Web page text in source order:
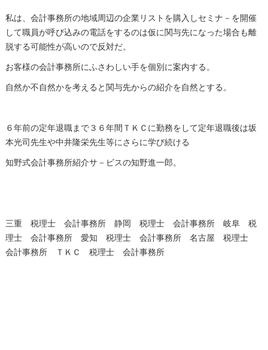
私は、会計事務所の地域周辺の企業リストを購入しセミナ－を開催
して職員が呼び込みの電話をするのは仮に関与先になった場合も離
脱する可能性が高いので反対だ。
お客様の会計事務所にふさわしい手を個別に案内する。
自然か不自然かを考えると関与先からの紹介を自然とする。
６年前の定年退職まで３６年間ＴＫＣに勤務をして定年退職後は坂
本光司先生や中井隆栄先生等にさらに学び続ける
知野式会計事務所紹介サ－ビスの知野進一郎。
三重 税理士 会計事務所 静岡 税理士 会計事務所 岐阜 税
理士 会計事務所 愛知 税理士 会計事務所 名古屋 税理士
会計事務所 ＴＫＣ 税理士 会計事務所